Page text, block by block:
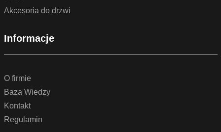
Akcesoria do drzwi
Informacje
O firmie
Baza Wiedzy
Kontakt
Regulamin